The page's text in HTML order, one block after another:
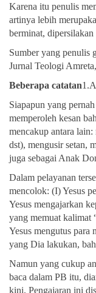
Karena itu penulis
artinya lebih
berminat,
Sumber yang penulis
Jurnal Teologi
Beberapa catatan
Siapapun yang
memperoleh kesan
mencakup antara
dst), mengusir setan,
juga sebagai Anak
Dalam pelayanan
mencolok: (I) Yesus
Yesus mengajarkan
yang memuat kalimat
Yesus mengutus para
yang Dia lakukan,
Namun yang cukup
baca dalam PB itu,
kini. Pengajaran ini